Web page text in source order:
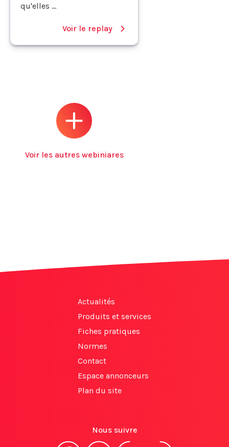
qu'elles ...
Voir le replay
Voir les autres webiniares
Actualités
Produits et services
Fiches pratiques
Normes
Contact
Espace annonceurs
Plan du site
Nous suivre